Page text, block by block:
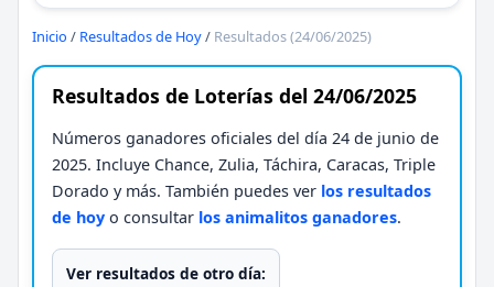
Inicio / Resultados de Hoy/ Resultados (24/06/2025)
Resultados de Loterías del 24/06/2025
Números ganadores oficiales del día 24 de junio de
2025. Incluye Chance, Zulia, Táchira, Caracas, Triple
Dorado y más. También puedes ver los resultados
de hoy o consultar los animalitos ganadores.
Ver resultados de otro día: